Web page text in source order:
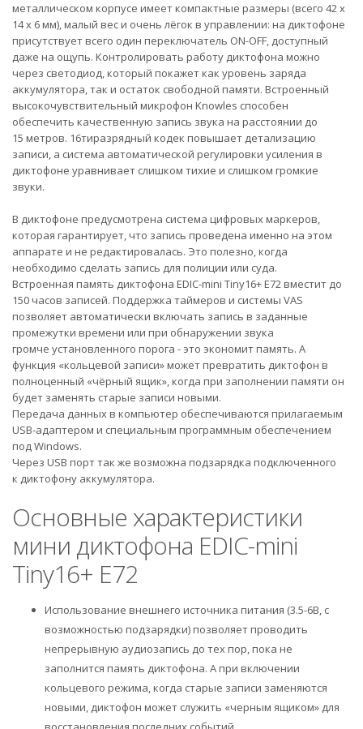
металлическом корпусе имеет компактные размеры (всего 42 x
14 x 6 мм), малый вес и очень лёгок в управлении: на диктофоне
присутствует всего один переключатель ON-OFF, доступный
даже на ощупь. Контролировать работу диктофона можно
через светодиод, который покажет как уровень заряда
аккумулятора, так и остаток свободной памяти. Встроенный
высокочувствительный микрофон Knowles способен
обеспечить качественную запись звука на расстоянии до
15 метров. 16тиразрядный кодек повышает детализацию
записи, а система автоматической регулировки усиления в
диктофоне уравнивает слишком тихие и слишком громкие
звуки.
В диктофоне предусмотрена система цифровых маркеров,
которая гарантирует, что запись проведена именно на этом
аппарате и не редактировалась. Это полезно, когда
необходимо сделать запись для полиции или суда.
Встроенная память диктофона EDIC-mini Tiny16+ E72 вместит до
150 часов записей. Поддержка таймеров и системы VAS
позволяет автоматически включать запись в заданные
промежутки времени или при обнаружении звука
громче установленного порога - это экономит память. А
функция «кольцевой записи» может превратить диктофон в
полноценный «чёрный ящик», когда при заполнении памяти он
будет заменять старые записи новыми.
Передача данных в компьютер обеспечиваются прилагаемым
USB-адаптером и специальным программным обеспечением
под Windows.
Через USB порт так же возможна подзарядка подключенного
к диктофону аккумулятора.
Основные характеристики
мини диктофона EDIC-mini
Tiny16+ E72
Использование внешнего источника питания (3.5-6В, с
возможностью подзарядки) позволяет проводить
непрерывную аудиозапись до тех пор, пока не
заполнится память диктофона. А при включении
кольцевого режима, когда старые записи заменяются
новыми, диктофон может служить «черным ящиком» для